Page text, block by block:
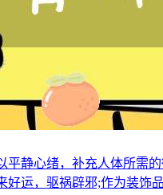
静心绪，补充人体所需
好运，驱祸辟邪;作为装饰